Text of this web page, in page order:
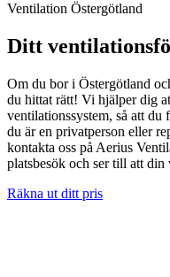
Ventilation Östergötland
Ditt
Om du bor i Östergötland
du hittat rätt! Vi hjälper dig
ventilationssystem, så att du
du är en privatperson eller
kontakta oss på Aerius
platsbesök och ser till att
Räkna ut ditt pris